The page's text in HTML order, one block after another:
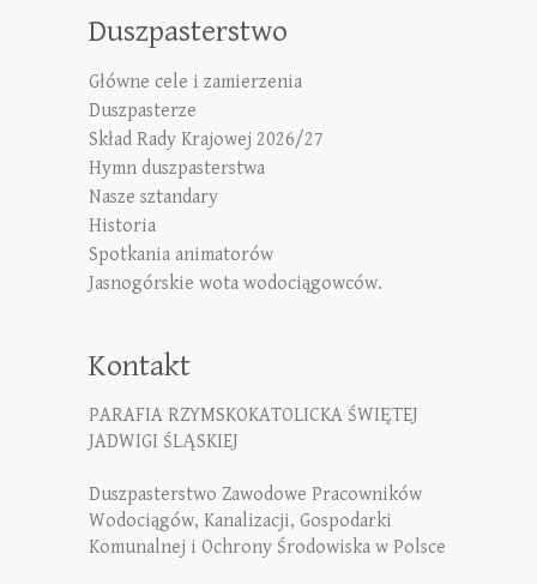
Duszpasterstwo
Główne cele i zamierzenia
Duszpasterze
Skład Rady Krajowej 2026/27
Hymn duszpasterstwa
Nasze sztandary
Historia
Spotkania animatorów
Jasnogórskie wota wodociągowców.
Kontakt
PARAFIA RZYMSKOKATOLICKA ŚWIĘTEJ
JADWIGI ŚLĄSKIEJ
Duszpasterstwo Zawodowe Pracowników
Wodociągów, Kanalizacji, Gospodarki
Komunalnej i Ochrony Środowiska w Polsce